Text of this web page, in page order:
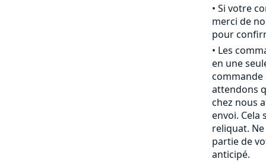
• Si votre
merci de
pour
• Les
en une
attendons
chez nous
envoi. Cela
reliquat.
partie de
anticipé.